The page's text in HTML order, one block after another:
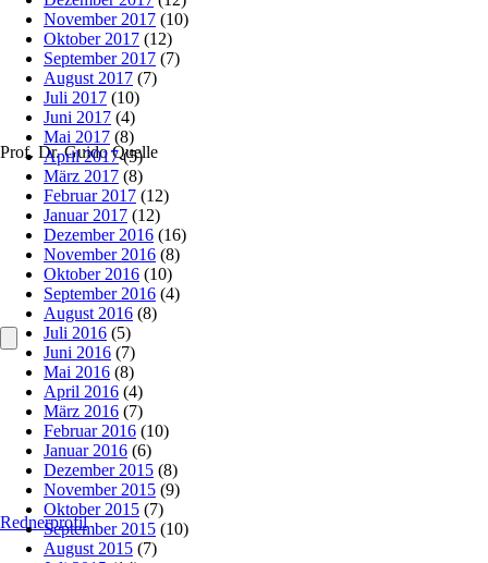
Prof. Dr. Guido Quelle
Rednerprofil
November 2017 (10)
Oktober 2017 (12)
September 2017 (7)
August 2017 (7)
Juli 2017 (10)
Juni 2017 (4)
Mai 2017 (8)
April 2017(5)
März 2017 (8)
Februar 2017 (12)
Januar 2017 (12)
Dezember 2016 (16)
November 2016 (8)
Oktober 2016 (10)
September 2016 (4)
August 2016 (8)
Juli 2016 (5)
Juni 2016 (7)
Mai 2016 (8)
April 2016 (4)
März 2016 (7)
Februar 2016 (10)
Januar 2016 (6)
Dezember 2015 (8)
November 2015 (9)
Oktober 2015 (7)
September 2015 (10)
August 2015 (7)